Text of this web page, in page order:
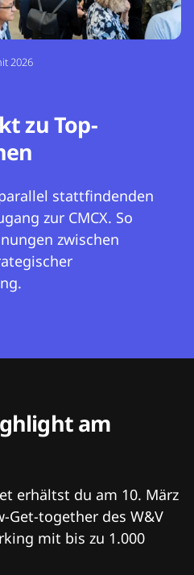
2026
zu Top-
stattfindenden
zur CMCX. So
zwischen
am
erhältst du am 10. März
Get-together des W&V
mit bis zu 1.000